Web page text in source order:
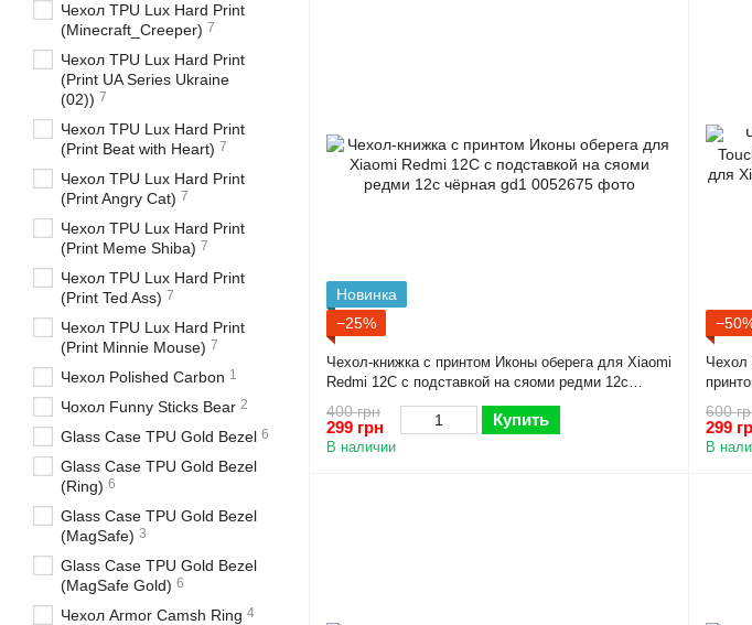
Новинка
−25%
Чехол-книжка с принтом Иконы оберега для Xiaomi
Redmi 12C с подставкой на сяоми редми 12с
чёрная gd1
400 грн
299 грн Купить
В наличии
Чехол
12C
600
299
В
Чехол TPU Lux Hard Print
(Minecraft_Creeper) 7
Чехол TPU Lux Hard Print
(Print UA Series Ukraine
(02)) 7
Чехол TPU Lux Hard Print
(Print Beat with Heart) 7
Чехол TPU Lux Hard Print
(Print Angry Cat) 7
Чехол TPU Lux Hard Print
(Print Meme Shiba) 7
Чехол TPU Lux Hard Print
(Print Ted Ass) 7
Чехол TPU Lux Hard Print
(Print Minnie Mouse) 7
Чехол Polished Carbon 1
Чохол Funny Sticks Bear 2
Glass Case TPU Gold Bezel 6
Glass Case TPU Gold Bezel
(Ring) 6
Glass Case TPU Gold Bezel
(MagSafe) 3
Glass Case TPU Gold Bezel
(MagSafe Gold) 6
Чехол Armor Camsh Ring 4